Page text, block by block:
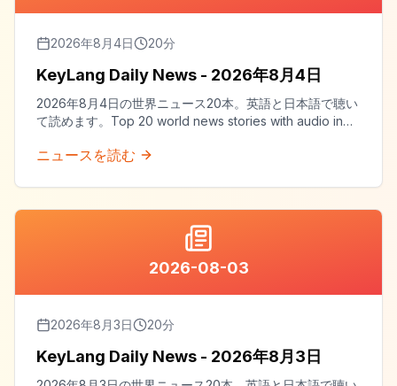
2026年8月4日 20分
KeyLang Daily News - 2026年8月4日
2026年8月4日の世界ニュース20本。英語と日本語で聴い
て読めます。Top 20 world news stories with audio in
ニュースを読む
2026-08-03
2026年8月3日 20分
KeyLang Daily News - 2026年8月3日